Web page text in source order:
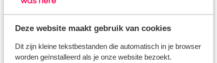
Deze website maakt gebruik van cookies
Dit zijn kleine tekstbestanden die automatisch in je browser
worden geïnstalleerd als je onze website bezoekt.
Reisinformatie
Verzorging